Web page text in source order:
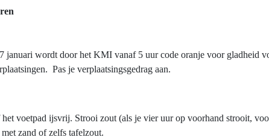
januari wordt door het KMI vanaf 5 uur code oranje voor gladheid
Pas je verplaatsingsgedrag aan.
voetpad ijsvrij. Strooi zout (als je vier uur op voorhand strooit,
zand of zelfs tafelzout.